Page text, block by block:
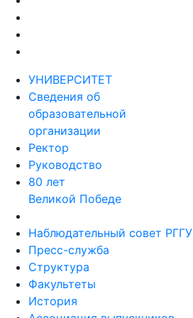
УНИВЕРСИТЕТ
Сведения об
образовательной
организации
Ректор
Руководство
80 лет
Великой Победе
Наблюдательный совет РГГУ
Пресс-служба
Структура
Факультеты
История